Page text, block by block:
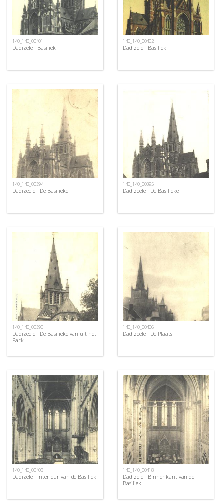
140_140_00401
Dadizele - Basiliek
140_140_00402
Dadizele - Basiliek
140_140_00394
Dadizeele - De Basilieke
140_140_00395
Dadizeele - De Basilieke
140_140_00390
Dadizeele - De Basilieke van uit het
Park
140_140_00406
Dadizeele - De Plaats
140_140_00403
Dadizele - Interieur van de Basiliek
140_140_00418
Dadizele - Binnenkant van de
Basiliek